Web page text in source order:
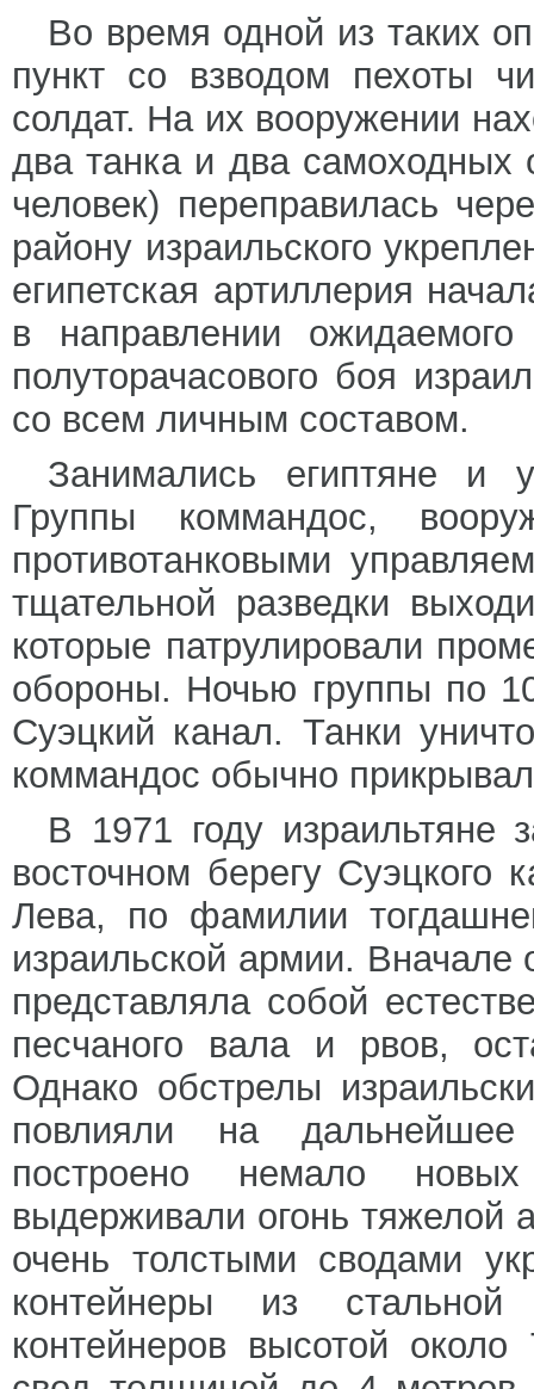
Во время одной из таких
пункт со взводом пехоты
солдат. На их вооружении
два танка и два
человек) переправилась
району израильского
египетская артиллерия
в направлении
полуторачасового боя
со всем личным составом.
Занимались египтяне и
Группы коммандос,
противотанковыми
тщательной разведки
которые патрулировали
обороны. Ночью группы по
Суэцкий канал. Танки
коммандос обычно
В 1971 году израильтяне
восточном берегу Суэцкого
Лева, по фамилии
израильской армии. Вначале
представляла собой
песчаного вала и рвов,
Однако обстрелы
повлияли на
построено немало
выдерживали огонь тяжелой
очень толстыми сводами
контейнеры из
контейнеров высотой